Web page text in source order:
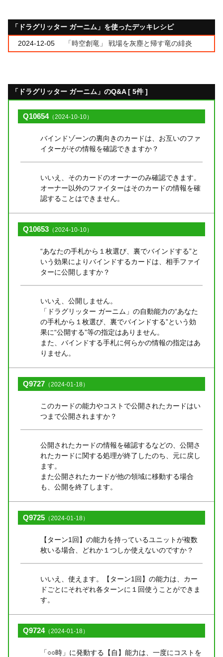
「ドラグリッター ガーニム」を使ったデッキレシピ
2024-12-05 「時空創竜」 戦場を灰塵と帰す竜の緋炎
「ドラグリッター ガーニム」のQ&A [ 5件 ]
Q10654（2024-10-10）
バインドゾーンの裏向きのカードは、お互いのファ
イターがその情報を確認できますか？
いいえ、そのカードのオーナーのみ確認できます。
オーナー以外のファイターはそのカードの情報を確
認することはできません。
Q10653 （2024-10-10）
“あなたの手札から１枚選び、裏でバインドする”と
いう効果によりバインドするカードは、相手ファイ
ターに公開しますか？
いいえ、公開しません。
「ドラグリッター ガーニム」の自動能力の“あなた
の手札から１枚選び、裏でバインドする”という効
果に“公開する”等の指定はありません。
また、バインドする手札に何らかの情報の指定はあ
りません。
Q9727 （2024-01-18）
このカードの能力やコストで公開されたカードはい
つまで公開されますか？
公開されたカードの情報を確認するなどの、公開さ
れたカードに関する処理が終了したのち、元に戻し
ます。
また公開されたカードが他の領域に移動する場合
も、公開を終了します。
Q9725 （2024-01-18）
【ターン1回】の能力を持っているユニットが複数
枚いる場合、どれか１つしか使えないのですか？
いいえ、使えます。【ターン1回】の能力は、カー
ドごとにそれぞれ各ターンに１回使うことができま
す。
Q9724（2024-01-18）
「○○時」に発動する【自】能力は、一度にコストを